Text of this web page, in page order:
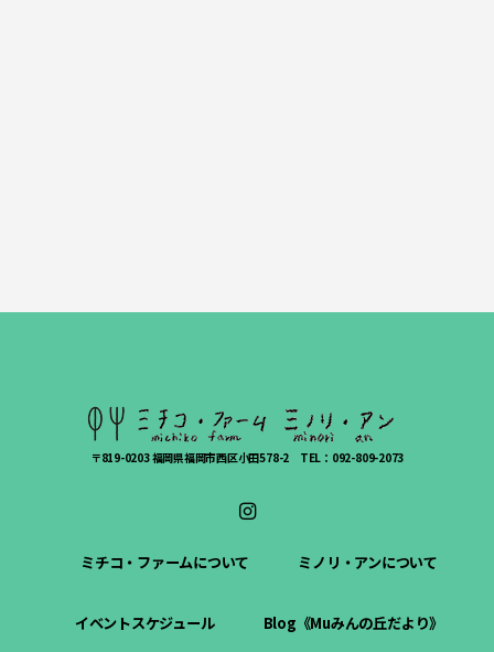
〒819-0203 福岡県福岡市西区小田578-2 TEL：092-809-2073
ミチコ・ファームについて ミノリ・アンについて
イベントスケジュール Blog《Muみんの丘だより》